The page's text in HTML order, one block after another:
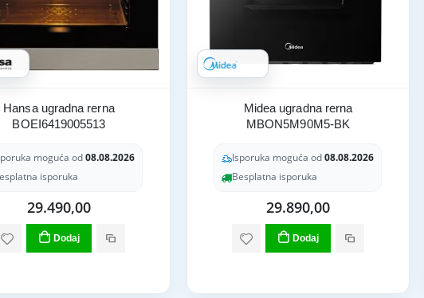
Hansa ugradna rerna
BOEI6419005513
moguća od08.08.2026
isporuka
29.490,00
Dodaj
Midea ugradna rerna
MBON5M90M5-BK
Isporuka moguća od08.08.2026
Besplatna isporuka
29.890,00
Dodaj